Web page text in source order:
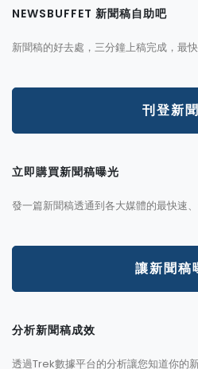
NEWSBUFFET 新聞稿自助吧
新聞稿的好去處，三分鐘上稿完成，最
刊登新
立即購買新聞稿曝光
發一篇新聞稿透通到各大媒體的最快速
讓新聞稿
分析新聞稿成效
透過Trek數據平台的分析讓您知道你的